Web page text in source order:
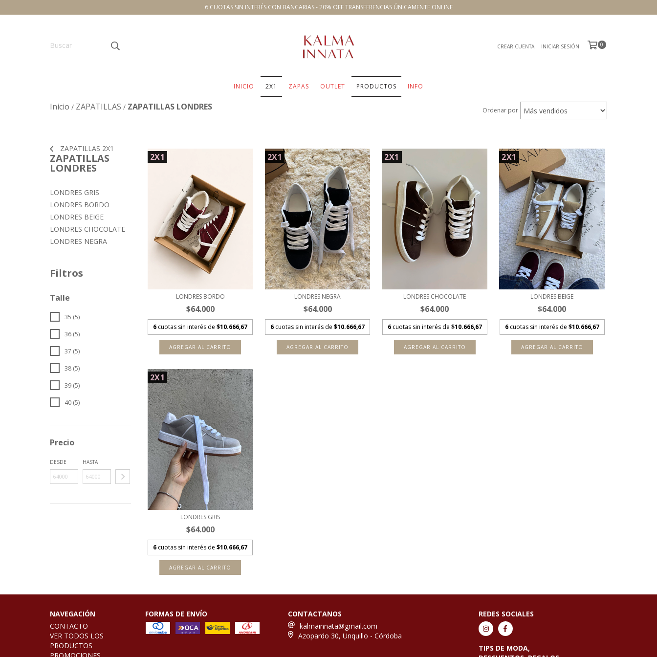
6 CUOTAS SIN INTERÉS CON BANCARIAS - 20% OFF TRANSFERENCIAS ÚNICAMENTE ONLINE
CREAR CUENTA INICIAR SESIÓN 0
INICIO 2X1 ZAPAS OUTLET PRODUCTOS INFO
Inicio / ZAPATILLAS / ZAPATILLAS LONDRES Ordenar por
ZAPATILLAS 2X1
ZAPATILLAS
LONDRES
LONDRES GRIS
LONDRES BORDO
LONDRES BEIGE
LONDRES CHOCOLATE
LONDRES NEGRA
Filtros
Talle
35 (5)
36 (5)
37 (5)
38 (5)
39 (5)
40 (5)
Precio
DESDE HASTA
2X1
LONDRES BORDO
$64.000
6 cuotas sin interés de$10.666,67
AGREGAR AL CARRITO
2X1
LONDRES NEGRA
$64.000
6 cuotas sin interés de$10.666,67
AGREGAR AL CARRITO
2X1
LONDRES CHOCOLATE
$64.000
6 cuotas sin interés de $10.666,67
AGREGAR AL CARRITO
2X1
LONDRES BEIGE
$64.000
6 cuotas sin interés de $10.666,67
AGREGAR AL CARRITO
2X1
LONDRES GRIS
$64.000
6 cuotas sin interés de$10.666,67
AGREGAR AL CARRITO
NAVEGACIÓN
CONTACTO
VER TODOS LOS
PRODUCTOS
FORMAS DE ENVÍO
CONTACTANOS
kalmainnata@gmail.com
Azopardo 30, Unquillo - Córdoba
REDES SOCIALES
TIPS DE MODA,